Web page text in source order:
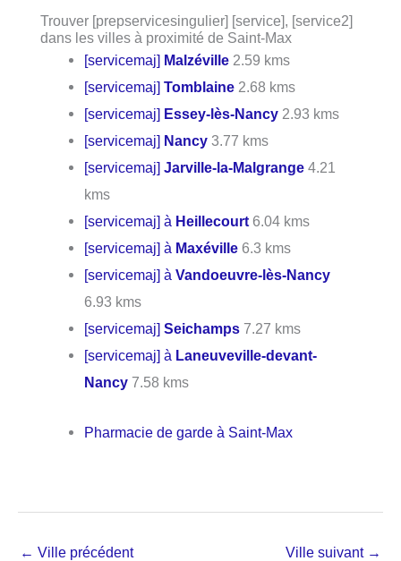
Trouver [prepservicesingulier] [service], [service2]
dans les villes à proximité de Saint-Max
[servicemaj] Malzéville 2.59 kms
[servicemaj]Tomblaine 2.68 kms
[servicemaj] Essey-lès-Nancy 2.93 kms
[servicemaj] Nancy 3.77 kms
[servicemaj]Jarville-la-Malgrange 4.21
kms
[servicemaj] à Heillecourt 6.04 kms
[servicemaj] à Maxéville 6.3 kms
[servicemaj] àVandoeuvre-lès-Nancy
6.93 kms
[servicemaj]Seichamps 7.27 kms
[servicemaj] à Laneuveville-devant-
Nancy 7.58 kms
Pharmacie de garde à Saint-Max
← Ville précédent Ville suivant →